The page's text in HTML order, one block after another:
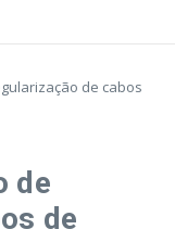
de cabos
de
de